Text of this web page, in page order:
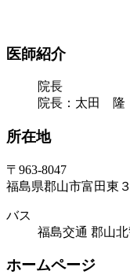
医師紹介
院長
院長：太田 隆
所在地
〒963-8047
福島県郡山市富田東
バス
福島交通 郡山
ホームページ